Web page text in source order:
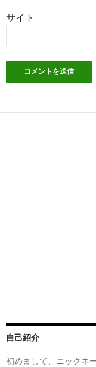
サイト
自己紹介
初めまして、ニックネ